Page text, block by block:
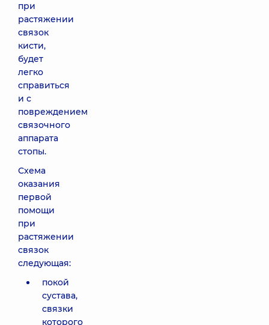
при
растяжении
связок
кисти,
будет
легко
справиться
и с
повреждением
связочного
аппарата
стопы.
Схема
оказания
первой
помощи
при
растяжении
связок
следующая:
покой
сустава,
связки
которого